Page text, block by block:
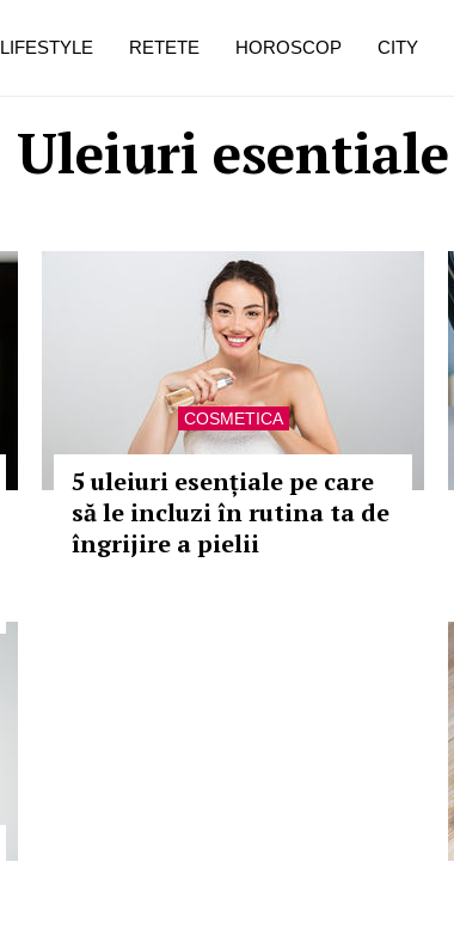
Uleiuri esentiale
COSMETICA
5 uleiuri esențiale pe care
să le incluzi în rutina ta de
îngrijire a pielii
LIFESTYLE RETETE HOROSCOP CITY
pe măsură ce înaintezi în vârstă